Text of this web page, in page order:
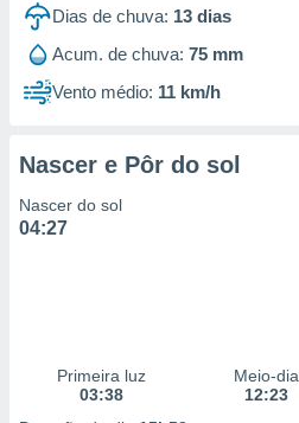
Dias de chuva: 13 dias
Acum. de chuva: 75 mm
Vento médio: 11 km/h
Nascer e Pôr do sol
Nascer do sol
04:27
Primeira luz
03:38
Meio-dia
12:23